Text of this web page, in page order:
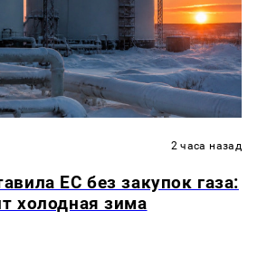
2 часа назад
ЕС без закупок газа:
холодная зима